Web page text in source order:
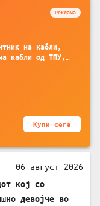
Реклама
на кабли,
кабли од ТПУ,
кабли, без
комплет
Купи сега
06 август 2026
кој со
девојче во